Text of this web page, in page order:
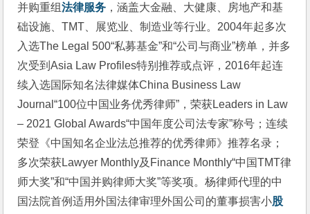
并购重组法律服务 ，涵盖大金融、大健康、房地产和基
础设施、TMT、展览业、制造业等行业。2004年起多次
入选The Legal 500“私募基金”和“公司与商业”榜单，并多
次受到Asia Law Profiles特别推荐或点评，2016年起连
续入选国际知名法律媒体China Business Law
Journal“100位中国业务优秀律师”，荣获Leaders in Law
– 2021 Global Awards“中国年度公司法专家”称号；连续
荣登《中国知名企业法总推荐的优秀律师》推荐名录；
多次荣获Lawyer Monthly及Finance Monthly“中国TMT律
师大奖”和“中国并购律师大奖”等奖项。杨律师代理的中
国法院首例适用外国法律审理外国公司的董事损害小股